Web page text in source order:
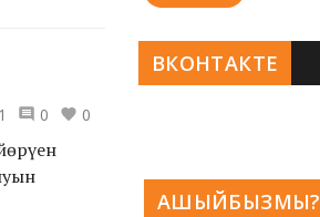
0 0
АШЫЙБЫЗМЫ?
ВКОНТАКТЕ